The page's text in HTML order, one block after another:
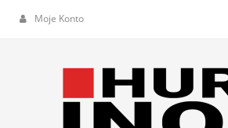
Moje Konto